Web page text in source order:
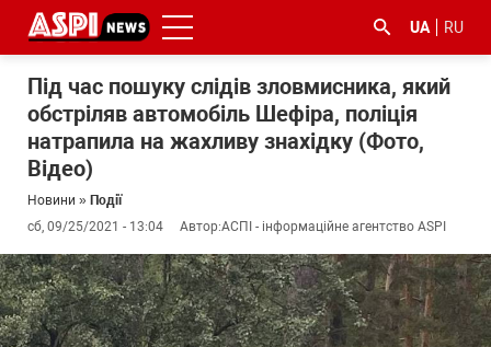
UA RU
Під час пошуку слідів зловмисника, який
обстріляв автомобіль Шефіра, поліція
натрапила на жахливу знахідку (Фото,
Відео)
Новини » Події
сб, 09/25/2021 - 13:04
Автор:АСПІ - інформаційне агентство ASPI
з
корупцією